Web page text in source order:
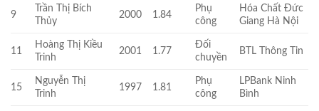
9
Trần Thị Bích
Thủy
2000 1.84
Phụ
công
Hóa Chất Đức
Giang Hà Nội
11
Hoàng Thị Kiều
Trinh
2001 1.77
Đối
chuyền
BTL Thông Tin
15
Nguyễn Thị
Trinh
1997 1.81
Phụ
công
LPBank Ninh
Bình